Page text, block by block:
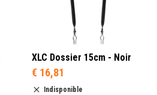
XLC Dossier 15cm - Noir
€ 16,81
Indisponible